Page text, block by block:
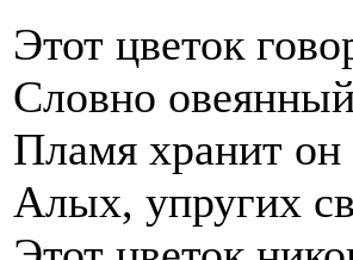
Этот цветок
Словно
Пламя хранит он
Алых, упругих